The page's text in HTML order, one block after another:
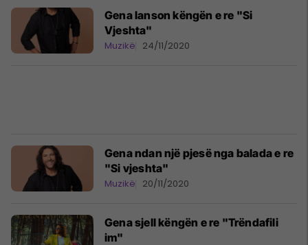
Gena lanson këngën e re "Si
Vjeshta"
Muzikë 24/11/2020
Gena ndan një pjesë nga balada e re
"Si vjeshta"
Muzikë 20/11/2020
Gena sjell këngën e re "Trëndafili
im"